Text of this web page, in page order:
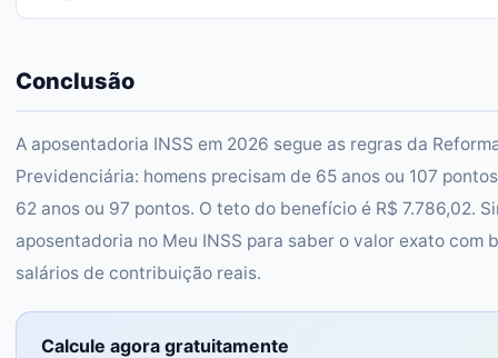
Conclusão
A aposentadoria INSS em 2026 segue as regras da
Previdenciária: homens precisam de 65 anos ou 107
62 anos ou 97 pontos. O teto do benefício é R$ 7.786,02.
aposentadoria no Meu INSS para saber o valor exato com
salários de contribuição reais.
Calcule agora gratuitamente